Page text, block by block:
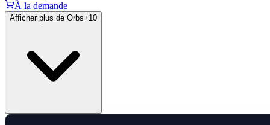
À la demande
Afficher plus de Orbs+10